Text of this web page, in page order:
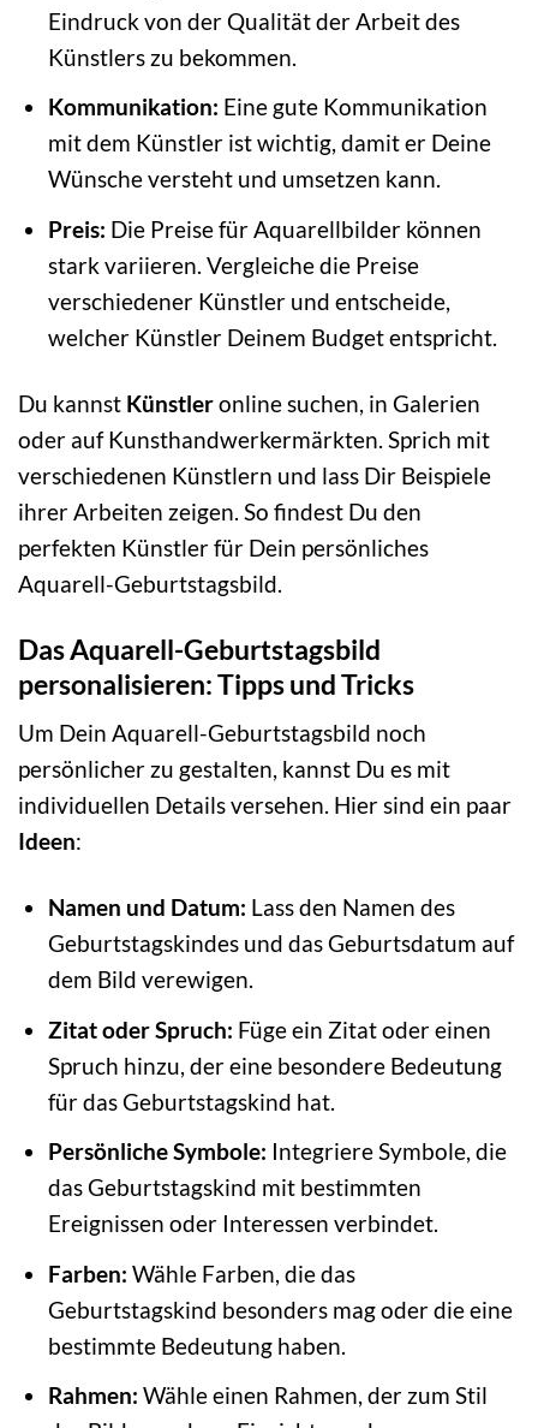
Eindruck von der Qualität der Arbeit des
Künstlers zu bekommen.
Kommunikation: Eine gute Kommunikation
mit dem Künstler ist wichtig, damit er Deine
Wünsche versteht und umsetzen kann.
Preis: Die Preise für Aquarellbilder können
stark variieren. Vergleiche die Preise
verschiedener Künstler und entscheide,
welcher Künstler Deinem Budget entspricht.
Du kannst Künstleronline suchen, in Galerien
oder auf Kunsthandwerkermärkten. Sprich mit
verschiedenen Künstlern und lass Dir Beispiele
ihrer Arbeiten zeigen. So findest Du den
perfekten Künstler für Dein persönliches
Aquarell-Geburtstagsbild.
Das Aquarell-Geburtstagsbild
personalisieren: Tipps und Tricks
Um Dein Aquarell-Geburtstagsbild noch
persönlicher zu gestalten, kannst Du es mit
individuellen Details versehen. Hier sind ein paar
Ideen:
Namen und Datum: Lass den Namen des
Geburtstagskindes und das Geburtsdatum auf
dem Bild verewigen.
Zitat oder Spruch: Füge ein Zitat oder einen
Spruch hinzu, der eine besondere Bedeutung
für das Geburtstagskind hat.
Persönliche Symbole: Integriere Symbole, die
das Geburtstagskind mit bestimmten
Ereignissen oder Interessen verbindet.
Farben: Wähle Farben, die das
Geburtstagskind besonders mag oder die eine
bestimmte Bedeutung haben.
Rahmen: Wähle einen Rahmen, der zum Stil